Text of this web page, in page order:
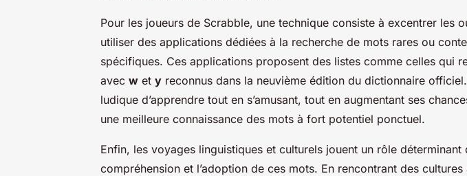
Pour les joueurs de Scrabble, une technique consiste à excentrer les
utiliser des applications dédiées à la recherche de mots rares ou
spécifiques. Ces applications proposent des listes comme celles qui
avec w et y reconnus dans la neuvième édition du dictionnaire officiel.
ludique d’apprendre tout en s’amusant, tout en augmentant ses
une meilleure connaissance des mots à fort potentiel ponctuel.
Enfin, les voyages linguistiques et culturels jouent un rôle déterminant
compréhension et l’adoption de ces mots. En rencontrant des cultures